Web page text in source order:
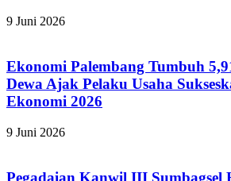
9 Juni 2026
Ekonomi Palembang Tumbuh
Dewa Ajak Pelaku Usaha
Ekonomi 2026
9 Juni 2026
Pegadaian Kanwil III Sumbagsel